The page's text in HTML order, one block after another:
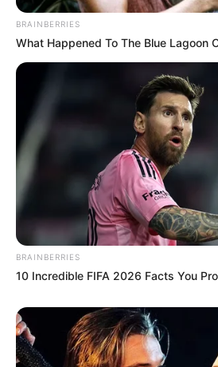
BRAINBERRIES
What Happened To The Blue Lagoon
BRAINBERRIES
10 Incredible FIFA 2026 Facts You